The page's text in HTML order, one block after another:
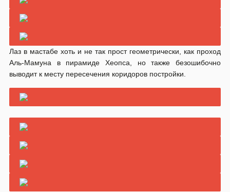
Лаз в мастабе хоть и не так прост геометрически, как проход
Аль-Мамуна в пирамиде Хеопса, но также безошибочно
выводит к месту пересечения коридоров постройки.